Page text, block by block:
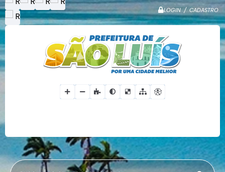
LOGIN / CADASTRO